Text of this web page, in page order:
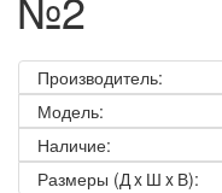
Производитель:
Модель:
Наличие:
Размеры (Д x Ш x В):